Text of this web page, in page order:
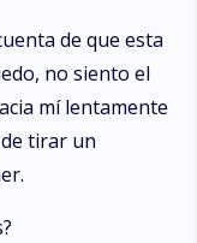
de que esta
no siento el
mí lentamente
tirar un